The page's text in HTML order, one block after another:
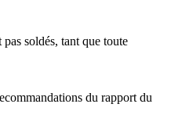
soldés, tant que toute
du rapport du